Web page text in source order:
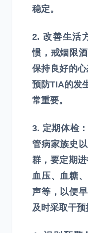
稳定。
2. 改善生活
惯，戒烟限
保持良好的
预防TIA的发
常重要。
3. 定期体检
管病家族史
群，要定期
血压、血糖
声等，以便
及时采取干预